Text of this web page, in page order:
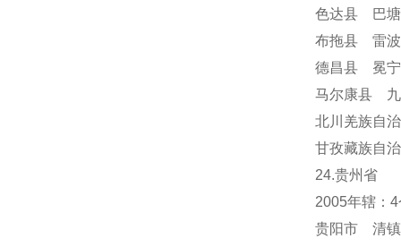
色达县 巴
布拖县 雷
德昌县 冕
马尔康县
北川羌族自
甘孜藏族自
24.贵州省
2005年辖：
贵阳市 清